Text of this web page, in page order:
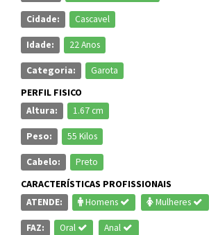
Cidade: Cascavel
Idade: 22 Anos
Categoria: Garota
PERFIL FISICO
Altura: 1.67 cm
Peso: 55 Kilos
Cabelo: Preto
CARACTERÍSTICAS PROFISSIONAIS
ATENDE: Homens Mulheres
FAZ: Oral Anal